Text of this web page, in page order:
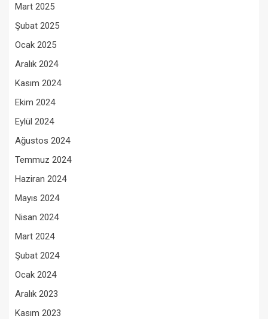
Mart 2025
Şubat 2025
Ocak 2025
Aralık 2024
Kasım 2024
Ekim 2024
Eylül 2024
Ağustos 2024
Temmuz 2024
Haziran 2024
Mayıs 2024
Nisan 2024
Mart 2024
Şubat 2024
Ocak 2024
Aralık 2023
Kasım 2023